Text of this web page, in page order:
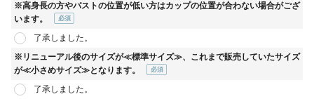
※高身長の方やバストの位置が低い方はカップの位置が合わない場合がござ
います。
須)
了承しました。
※リニューアル後のサイズが≪標準サイズ≫、これまで販売していたサイズ
が≪小さめサイズ≫となります。
了承しました。